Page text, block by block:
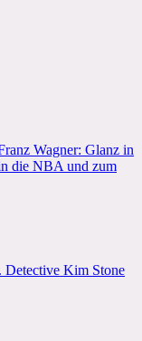
Wagner: Glanz in
die NBA und zum
Detective Kim Stone